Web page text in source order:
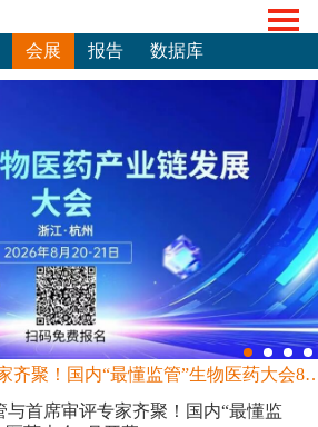
会展 报告 数据库
20+监管与首席审评专家齐聚！国内“最
与首席审评专家齐聚！国内“最懂监